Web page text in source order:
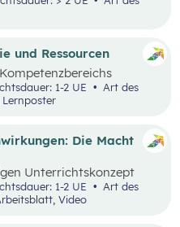
das WIR vor das
Kaufentscheidungen
und das Miteinander
Die Macht
Unterrichtskonzept
den Nutzen sowie die
Werbung kennen.
1-2 UE
Art des
Video
und Ressourcen
beschäftigen sich
Nachrichten und
sich von den Problemen,
1-2 UE